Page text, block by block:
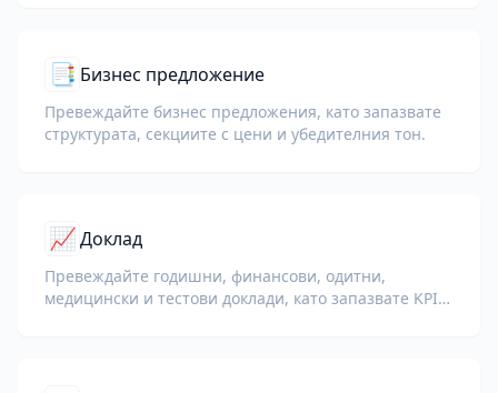
📑 Бизнес предложение
Превеждайте бизнес предложения, като запазвате
структурата, секциите с цени и убедителния тон.
📈Доклад
Превеждайте годишни, финансови, одитни,
медицински и тестови доклади, като запазвате KPI,